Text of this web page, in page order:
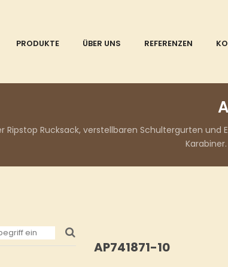
PRODUKTE ÜBER UNS REFERENZEN
Ripstop Rucksack, verstellbaren Schultergurten und
AP741871-10